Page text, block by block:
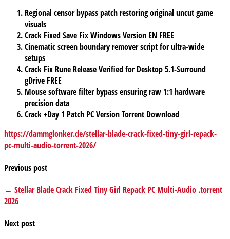
Regional censor bypass patch restoring original uncut game
visuals
Crack Fixed Save Fix Windows Version EN FREE
Cinematic screen boundary remover script for ultra-wide
setups
Crack Fix Rune Release Verified for Desktop 5.1-Surround
gDrive FREE
Mouse software filter bypass ensuring raw 1:1 hardware
precision data
Crack +Day 1 Patch PC Version Torrent Download
https://dammglonker.de/stellar-blade-crack-fixed-tiny-girl-repack-
pc-multi-audio-torrent-2026/
Previous post
← Stellar Blade Crack Fixed Tiny Girl Repack PC Multi-Audio .torrent
2026
Next post